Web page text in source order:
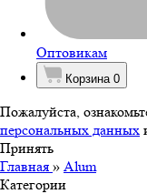
Оптовикам
Корзина 0
Пожалуйста,
персональных данных
Принять
Главная » Alum
Категории